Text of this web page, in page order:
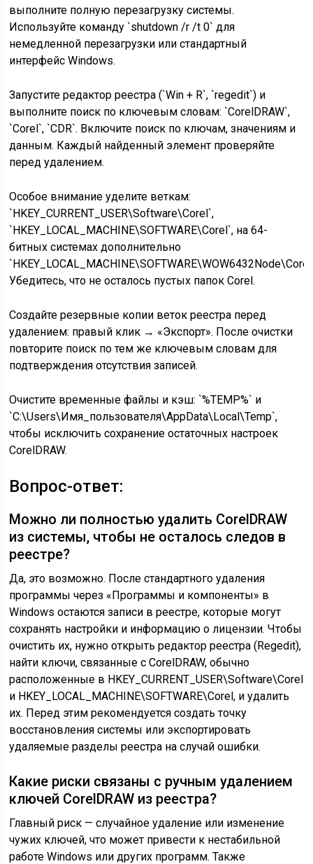
выполните полную перезагрузку системы.
Используйте команду `shutdown /r /t 0` для
немедленной перезагрузки или стандартный
интерфейс Windows.
Запустите редактор реестра (`Win + R`, `regedit`) и
выполните поиск по ключевым словам: `CorelDRAW`,
`Corel`, `CDR`. Включите поиск по ключам, значениям и
данным. Каждый найденный элемент проверяйте
перед удалением.
Особое внимание уделите веткам:
`HKEY_CURRENT_USER\Software\Corel`,
`HKEY_LOCAL_MACHINE\SOFTWARE\Corel`, на 64-
битных системах дополнительно
Убедитесь, что не осталось пустых папок Corel.
Создайте резервные копии веток реестра перед
удалением: правый клик → «Экспорт». После очистки
повторите поиск по тем же ключевым словам для
подтверждения отсутствия записей.
Очистите временные файлы и кэш: `%TEMP%` и
`C:\Users\Имя_пользователя\AppData\Local\Temp`,
чтобы исключить сохранение остаточных настроек
CorelDRAW.
Вопрос-ответ:
Можно ли полностью удалить CorelDRAW
из системы, чтобы не осталось следов в
реестре?
Да, это возможно. После стандартного удаления
программы через «Программы и компоненты» в
Windows остаются записи в реестре, которые могут
сохранять настройки и информацию о лицензии. Чтобы
очистить их, нужно открыть редактор реестра (Regedit),
найти ключи, связанные с CorelDRAW, обычно
расположенные в HKEY_CURRENT_USER\Software\Corel
и HKEY_LOCAL_MACHINE\SOFTWARE\Corel, и удалить
их. Перед этим рекомендуется создать точку
восстановления системы или экспортировать
удаляемые разделы реестра на случай ошибки.
Какие риски связаны с ручным удалением
ключей CorelDRAW из реестра?
Главный риск — случайное удаление или изменение
чужих ключей, что может привести к нестабильной
работе Windows или других программ. Также